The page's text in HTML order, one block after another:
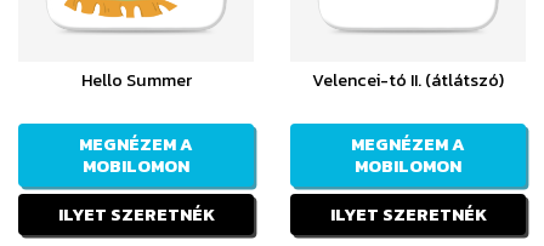
Hello Summer
MEGNÉZEM A
MOBILOMON
ILYET SZERETNÉK
Velencei-tó II. (átlátszó)
MEGNÉZEM A
MOBILOMON
ILYET SZERETNÉK